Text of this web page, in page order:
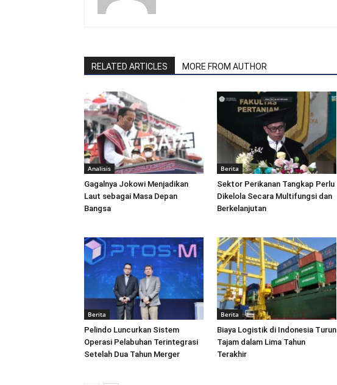
RELATED ARTICLES MORE FROM AUTHOR
Analisis
Gagalnya Jokowi Menjadikan
Laut sebagai Masa Depan
Bangsa
Berita
Sektor Perikanan Tangkap Perlu
Dikelola Secara Multifungsi dan
Berkelanjutan
Berita
Pelindo Luncurkan Sistem
Operasi Pelabuhan Terintegrasi
Setelah Dua Tahun Merger
Berita
Biaya Logistik di Indonesia Turun
Tajam dalam Lima Tahun
Terakhir